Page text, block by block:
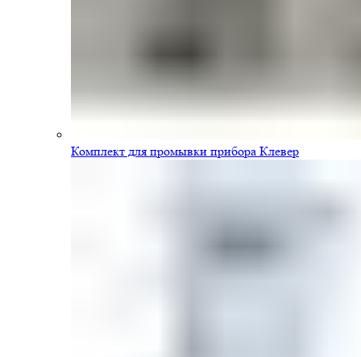
Комплект для промывки прибора Клевер